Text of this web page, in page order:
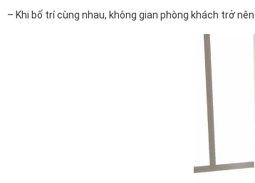
– Khi bố trí cùng nhau, không gian phòng khách trở